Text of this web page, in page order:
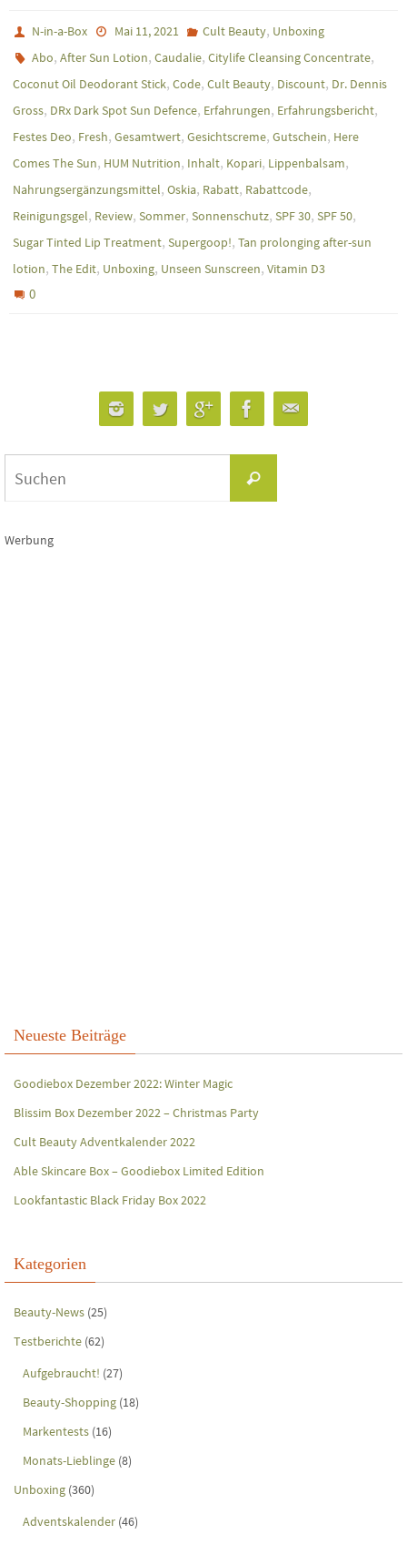
N-in-a-Box Mai 11, 2021 Cult Beauty, Unboxing
Abo,After Sun Lotion,Caudalie,Citylife Cleansing Concentrate,
Coconut Oil Deodorant Stick, Code, Cult Beauty, Discount, Dr. Dennis
Gross, DRx Dark Spot Sun Defence, Erfahrungen, Erfahrungsbericht,
Festes Deo, Fresh, Gesamtwert, Gesichtscreme, Gutschein, Here
Comes The Sun, HUM Nutrition, Inhalt, Kopari, Lippenbalsam,
Nahrungsergänzungsmittel, Oskia, Rabatt, Rabattcode,
Reinigungsgel, Review, Sommer, Sonnenschutz, SPF 30, SPF 50,
Sugar Tinted Lip Treatment, Supergoop!, Tan prolonging after-sun
lotion, The Edit, Unboxing, Unseen Sunscreen, Vitamin D3
0
Suchen
Werbung
Neueste Beiträge
Goodiebox Dezember 2022: Winter Magic
Blissim Box Dezember 2022 – Christmas Party
Cult Beauty Adventkalender 2022
Able Skincare Box – Goodiebox Limited Edition
Lookfantastic Black Friday Box 2022
Kategorien
Beauty-News (25)
Testberichte (62)
Aufgebraucht! (27)
Beauty-Shopping (18)
Markentests (16)
Monats-Lieblinge (8)
Unboxing (360)
Adventskalender (46)